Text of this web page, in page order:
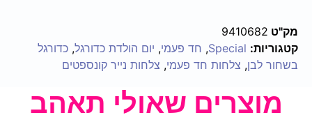
מק"ט 9410682
קטגוריות: Special
, חד פעמי, יום הולדת כדורגל, כדורגל
בשחור לבן, צלחות חד פעמי, צלחות נייר קונספטים
מוצרים שאולי תאהב